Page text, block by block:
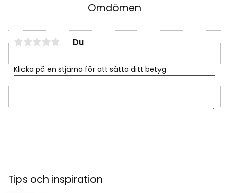
Omdömen
Du
Klicka på en stjärna för att sätta ditt betyg
Tips och inspiration